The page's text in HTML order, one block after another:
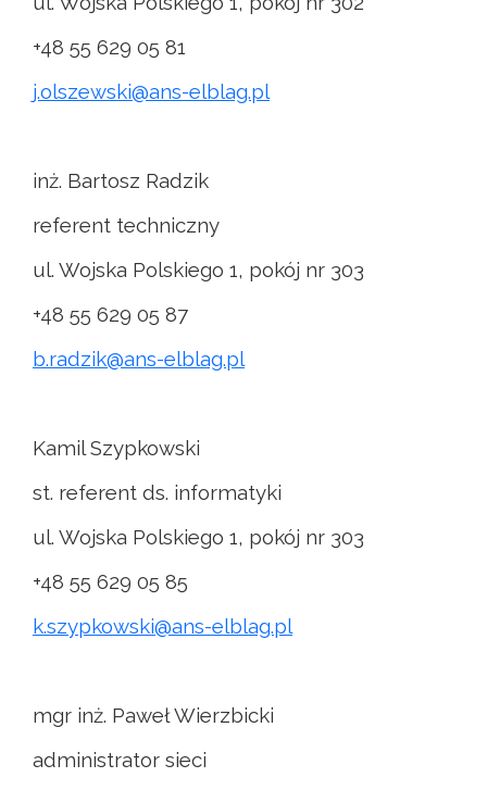
+48 55 629 05 81
j.olszewski@ans-elblag.pl
inż. Bartosz Radzik
referent techniczny
ul. Wojska Polskiego 1, pokój nr 303
+48 55 629 05 87
b.radzik@ans-elblag.pl
Kamil Szypkowski
st. referent ds. informatyki
ul. Wojska Polskiego 1, pokój nr 303
+48 55 629 05 85
k.szypkowski@ans-elblag.pl
mgr inż. Paweł Wierzbicki
administrator sieci